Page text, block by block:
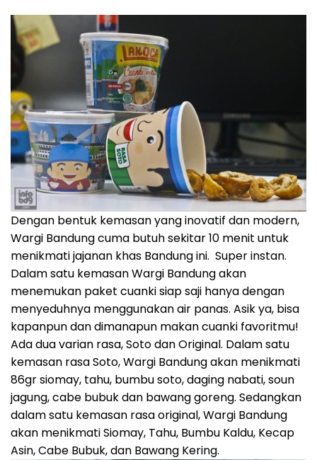
Dengan bentuk kemasan yang inovatif dan modern,
Wargi Bandung cuma butuh sekitar 10 menit untuk
menikmati jajanan khas Bandung ini. Super instan.
Dalam satu kemasan Wargi Bandung akan
menemukan paket cuanki siap saji hanya dengan
menyeduhnya menggunakan air panas. Asik ya, bisa
kapanpun dan dimanapun makan cuanki favoritmu!
Ada dua varian rasa, Soto dan Original. Dalam satu
kemasan rasa Soto, Wargi Bandung akan menikmati
86gr siomay, tahu, bumbu soto, daging nabati, soun
jagung, cabe bubuk dan bawang goreng. Sedangkan
dalam satu kemasan rasa original, Wargi Bandung
akan menikmati Siomay, Tahu, Bumbu Kaldu, Kecap
Asin, Cabe Bubuk, dan Bawang Kering.